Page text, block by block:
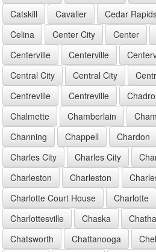
Catskill
Cavalier Cedar
Celina
Center City Center
Centerville
Centerville
Central City
Central City
Centreville
Centreville
Chalmette
Chamberlain
Channing
Chappell Chardon
Charles City
Charles City
Charleston
Charleston
Charlotte Court House
Charlotte
Charlottesville
Chaska
Chatsworth
Chattanooga